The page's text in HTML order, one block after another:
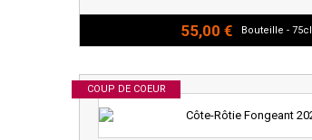
55,00 € Bouteille - 75cl
COUP DE COEUR